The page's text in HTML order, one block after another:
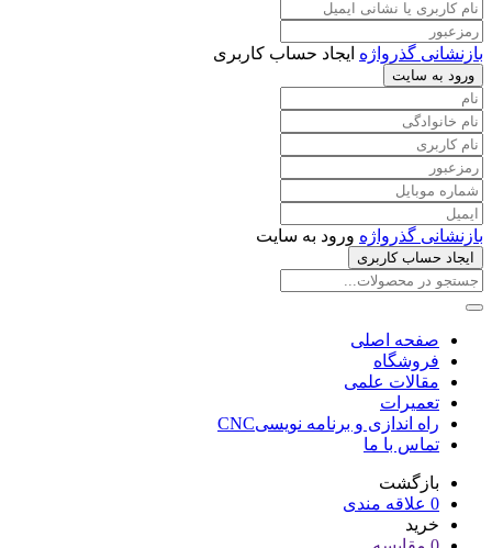
بازنشانی گذرواژه ایجاد حساب کاربری
ورود به سایت
بازنشانی گذرواژه ورود به سایت
ایجاد حساب کاربری
صفحه اصلی
فروشگاه
مقالات علمی
تعمیرات
راه اندازی و برنامه نویسیCNC
تماس با ما
بازگشت
0 علاقه مندی
خرید